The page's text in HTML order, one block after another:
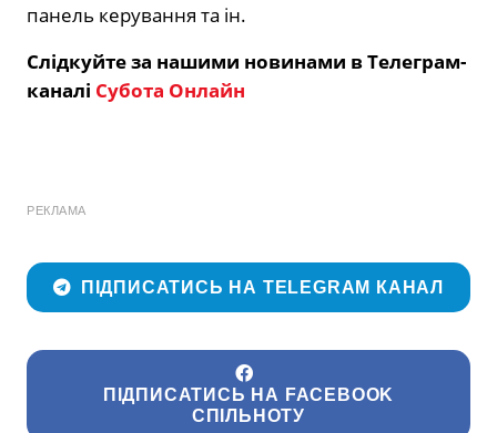
панель керування та ін.
Слідкуйте за нашими новинами в Телеграм-
каналі Субота Онлайн
РЕКЛАМА
ПІДПИСАТИСЬ НА TELEGRAM КАНАЛ
ПІДПИСАТИСЬ НА FACEBOOK
СПІЛЬНОТУ